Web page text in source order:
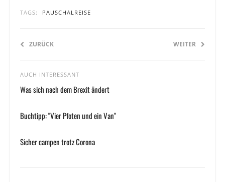
TAGS: PAUSCHALREISE
ZURÜCK WEITER
AUCH INTERESSANT
Was sich nach dem Brexit ändert
Buchtipp: "Vier Pfoten und ein Van"
Sicher campen trotz Corona